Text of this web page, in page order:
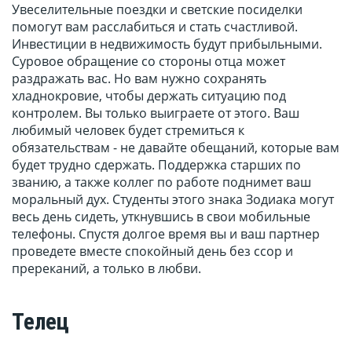
Увеселительные поездки и светские посиделки
помогут вам расслабиться и стать счастливой.
Инвестиции в недвижимость будут прибыльными.
Суровое обращение со стороны отца может
раздражать вас. Но вам нужно сохранять
хладнокровие, чтобы держать ситуацию под
контролем. Вы только выиграете от этого. Ваш
любимый человек будет стремиться к
обязательствам - не давайте обещаний, которые вам
будет трудно сдержать. Поддержка старших по
званию, а также коллег по работе поднимет ваш
моральный дух. Студенты этого знака Зодиака могут
весь день сидеть, уткнувшись в свои мобильные
телефоны. Спустя долгое время вы и ваш партнер
проведете вместе спокойный день без ссор и
пререканий, а только в любви.
Телец